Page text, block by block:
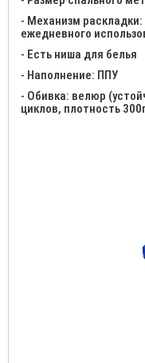
- Механизм
ежедневного
- Есть ниша для белья
- Наполнение: ППУ
- Обивка: велюр
циклов, плотность